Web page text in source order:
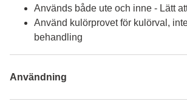
Används både ute och inne - Lätt
Använd kulörprovet för kulörval,
behandling
Användning